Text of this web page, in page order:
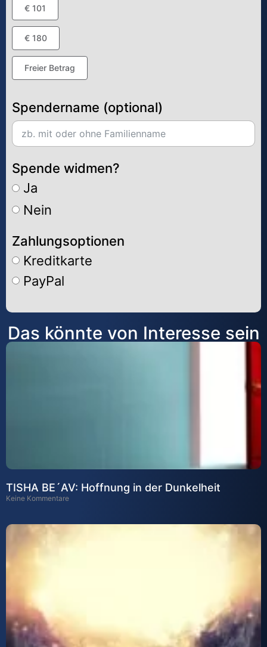
€ 101
€ 180
Freier Betrag
Spendername (optional)
Spende widmen?
Ja
Nein
Zahlungsoptionen
Kreditkarte
PayPal
Alternative:
Das könnte von Interesse sein
TISHA BE´AV: Hoffnung in der Dunkelheit
Keine Kommentare